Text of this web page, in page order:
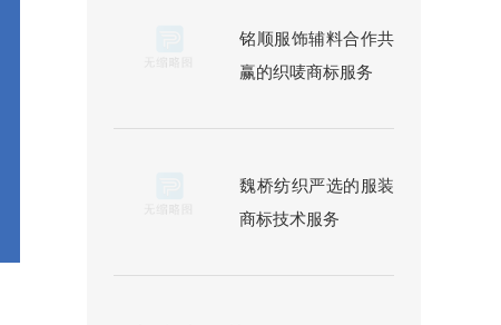
铭顺服饰辅料合作共
赢的织唛商标服务
魏桥纺织严选的服装
商标技术服务